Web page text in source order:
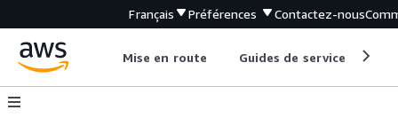
Français Préférences Contactez-nous
Mise en route Guides de service